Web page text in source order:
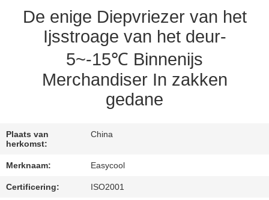
VERZOEK
CITAAT
PRIVACY
POLICY
De enige Diepvriezer van het
Ijsstroage van het deur-
5~-15℃ Binnenijs
Merchandiser In zakken
gedane
Plaats van
herkomst:
China
Merknaam: Easycool
Certificering: ISO2001